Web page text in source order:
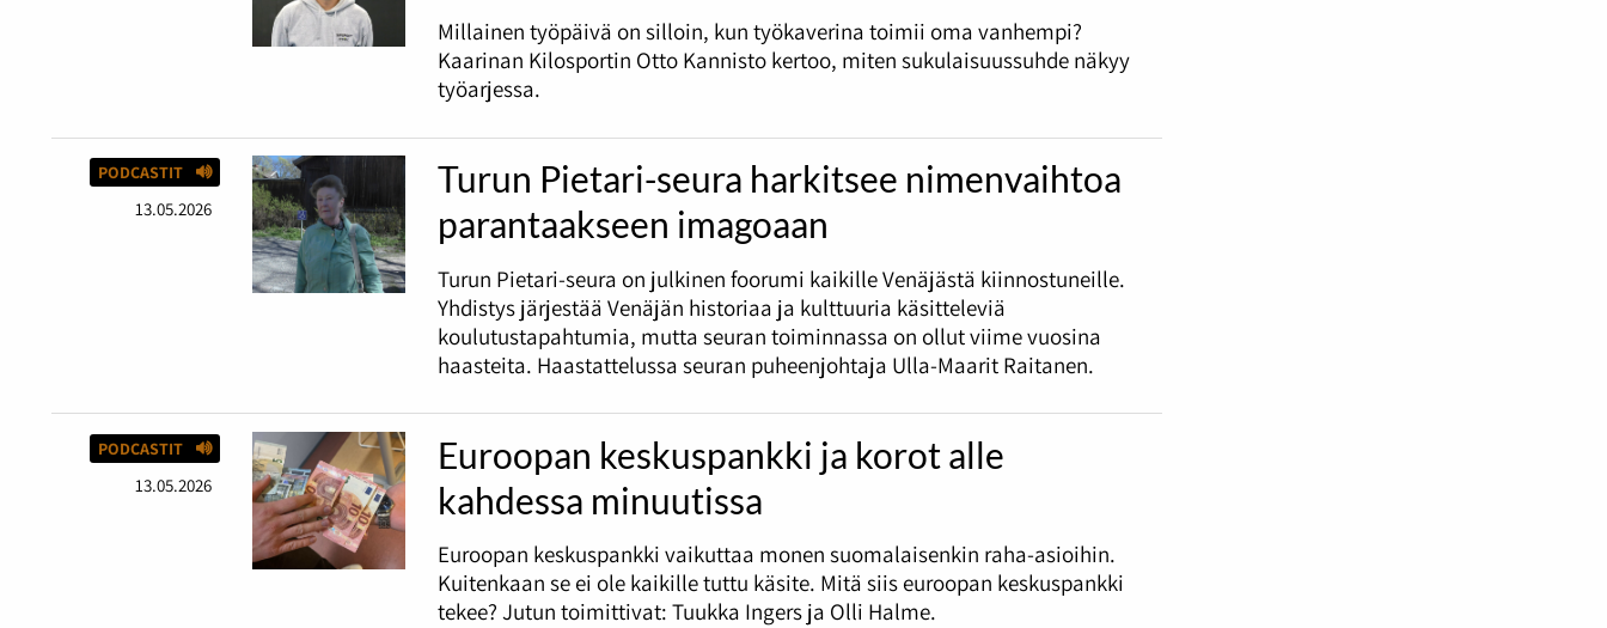
Millainen työpäivä on silloin, kun työkaverina toimii oma vanhempi?
Kaarinan Kilosportin Otto Kannisto kertoo, miten sukulaisuussuhde näkyy
työarjessa.
PODCASTIT
13.05.2026
Turun Pietari-seura harkitsee nimenvaihtoa
parantaakseen imagoaan
Turun Pietari-seura on julkinen foorumi kaikille Venäjästä kiinnostuneille.
Yhdistys järjestää Venäjän historiaa ja kulttuuria käsitteleviä
koulutustapahtumia, mutta seuran toiminnassa on ollut viime vuosina
haasteita. Haastattelussa seuran puheenjohtaja Ulla-Maarit Raitanen.
PODCASTIT
13.05.2026
Euroopan keskuspankki ja korot alle
kahdessa minuutissa
Euroopan keskuspankki vaikuttaa monen suomalaisenkin raha-asioihin.
Kuitenkaan se ei ole kaikille tuttu käsite. Mitä siis euroopan keskuspankki
tekee? Jutun toimittivat: Tuukka Ingers ja Olli Halme.